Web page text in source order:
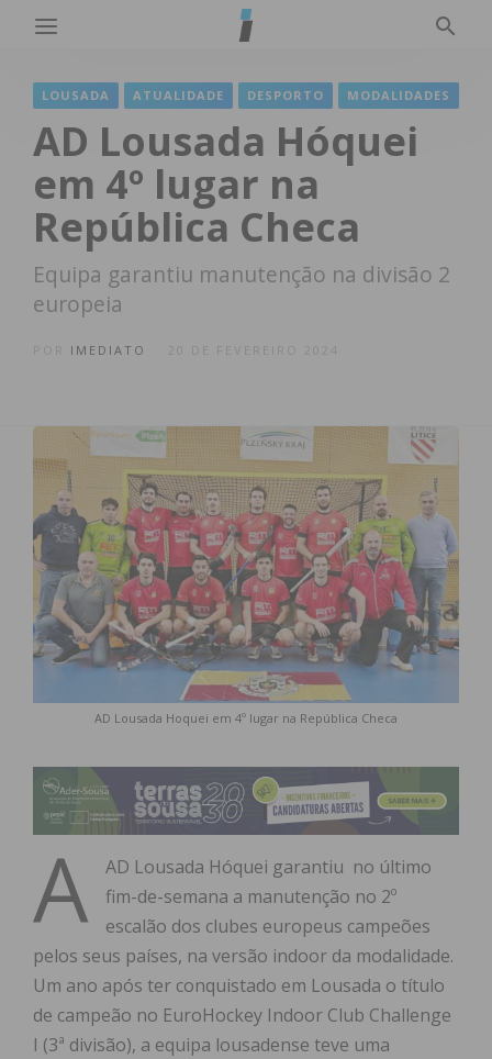
LOUSADA ATUALIDADE DESPORTO MODALIDADES
AD Lousada Hóquei
em 4º lugar na
República Checa
Equipa garantiu manutenção na divisão 2
europeia
IMEDIATO 20 DE FEVEREIRO 2024
AD Lousada Hoquei em 4º lugar na República Checa
A
AD Lousada Hóquei garantiu no último
fim-de-semana a manutenção no 2º
escalão dos clubes europeus campeões
pelos seus países, na versão indoor da modalidade.
Um ano após ter conquistado em Lousada o título
de campeão no EuroHockey Indoor Club Challenge
I (3ª divisão), a equipa lousadense teve uma